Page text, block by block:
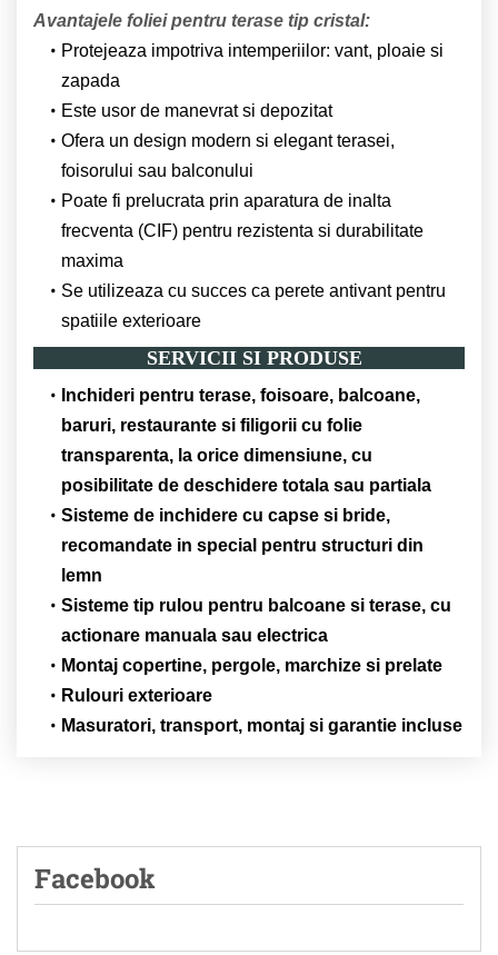
Avantajele foliei pentru terase tip cristal:
Protejeaza impotriva intemperiilor: vant, ploaie si
zapada
Este usor de manevrat si depozitat
Ofera un design modern si elegant terasei,
foisorului sau balconului
Poate fi prelucrata prin aparatura de inalta
frecventa (CIF) pentru rezistenta si durabilitate
maxima
Se utilizeaza cu succes ca perete antivant pentru
spatiile exterioare
SERVICII SI PRODUSE
Inchideri pentru terase, foisoare, balcoane,
baruri, restaurante si filigorii cu folie
transparenta, la orice dimensiune, cu
posibilitate de deschidere totala sau partiala
Sisteme de inchidere cu capse si bride,
recomandate in special pentru structuri din
lemn
Sisteme tip rulou pentru balcoane si terase, cu
actionare manuala sau electrica
Montaj copertine, pergole, marchize si prelate
Rulouri exterioare
Masuratori, transport, montaj si garantie incluse
Facebook